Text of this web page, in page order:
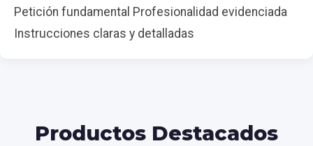
Petición fundamental Profesionalidad evidenciada
Instrucciones claras y detalladas
Productos Destacados